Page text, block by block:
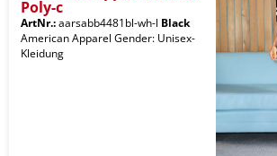
Poly-c
ArtNr.:aarsabb4481bl-wh-l Black
American Apparel Gender: Unisex-
Kleidung